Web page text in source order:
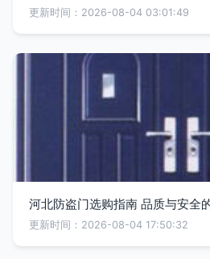
更新时间：2026-08-04 03:01:49
河北防盗门选购指南 品质与安全
更新时间：2026-08-04 17:50:32